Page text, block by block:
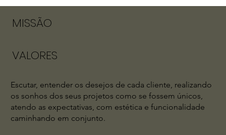
MISSÃO
Escutar, entender os desejos de cada cliente, realizando
os sonhos dos seus projetos como se fossem únicos,
atendo as expectativas, com estética e funcionalidade
caminhando em conjunto.
VALORES